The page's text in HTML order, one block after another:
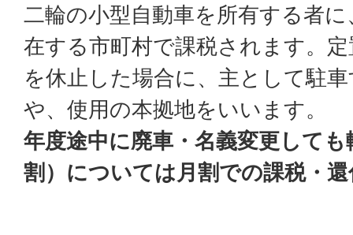
二輪の小型自動車を所有する者
在する市町村で課税されます。
を休止した場合に、主として駐
や、使用の本拠地をいいます。
年度途中に廃車・名義変更して
割）については月割での課税・